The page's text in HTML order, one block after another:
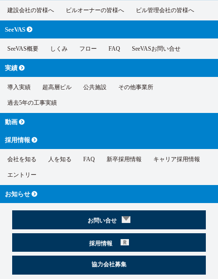
建設会社の皆様へ ビルオーナーの皆様へ ビル管理会社の皆様へ
SeeVAS
SeeVAS概要 しくみ フロー FAQ SeeVASお問い合せ
実績
導入実績 超高層ビル 公共施設 その他事業所
過去5年の工事実績
動画
採用情報
会社を知る 人を知る FAQ 新卒採用情報 キャリア採用情報
エントリー
お知らせ
お問い合せ
採用情報
協力会社募集